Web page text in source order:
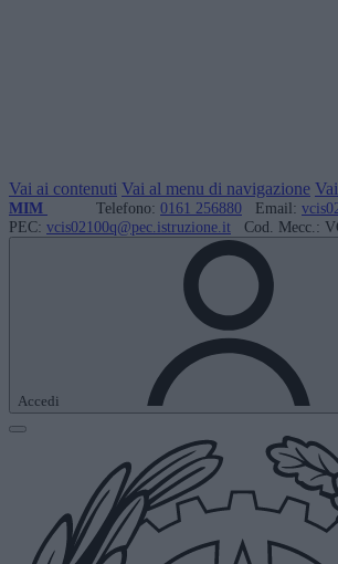
Vai ai contenuti Vai al menu di navigazione
MIM Telefono: 0161 256880 Email:
PEC: vcis02100q@pec.istruzione.it Cod. Mecc.:
Accedi